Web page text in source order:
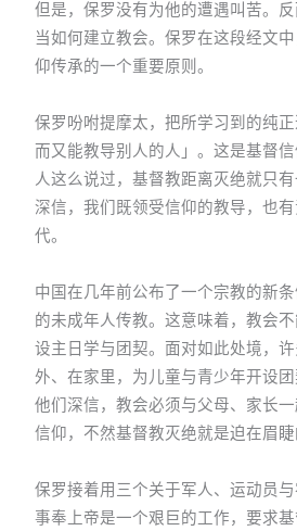
但是，保罗没有为他的遭遇叫苦。
当如何建立教会。保罗在这段经文
仰传承的一个重要原则。
保罗吩咐提摩太，把所学习到的纯
而又能教导别人的人」。这是基督
人这么说过，基督教距离灭绝就只
深信，我们既领受信仰的教导，也
代。
中国在几年前公布了一个宗教的新
的未成年人传教。这意味着，教会
设主日学与团契。面对如此处境，
外、在家里，为儿童与青少年开设
他们深信，教会必须与父母、家长
信仰，不然基督教灭绝就是迫在眉睫
保罗接着用三个关于军人、运动员
事奉上帝是一个艰巨的工作，要求